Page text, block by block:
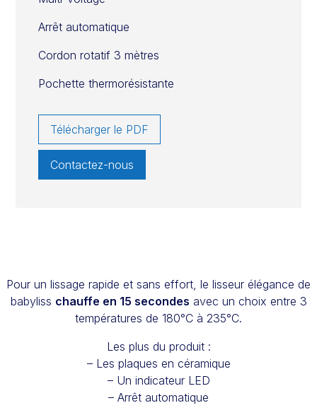
Arrêt automatique
Cordon rotatif 3 mètres
Pochette thermorésistante
Télécharger le PDF
Contactez-nous
Pour un lissage rapide et sans effort, le lisseur élégance de
babyliss chauffe en 15 secondes avec un choix entre 3
températures de 180°C à 235°C.
Les plus du produit :
– Les plaques en céramique
– Un indicateur LED
– Arrêt automatique